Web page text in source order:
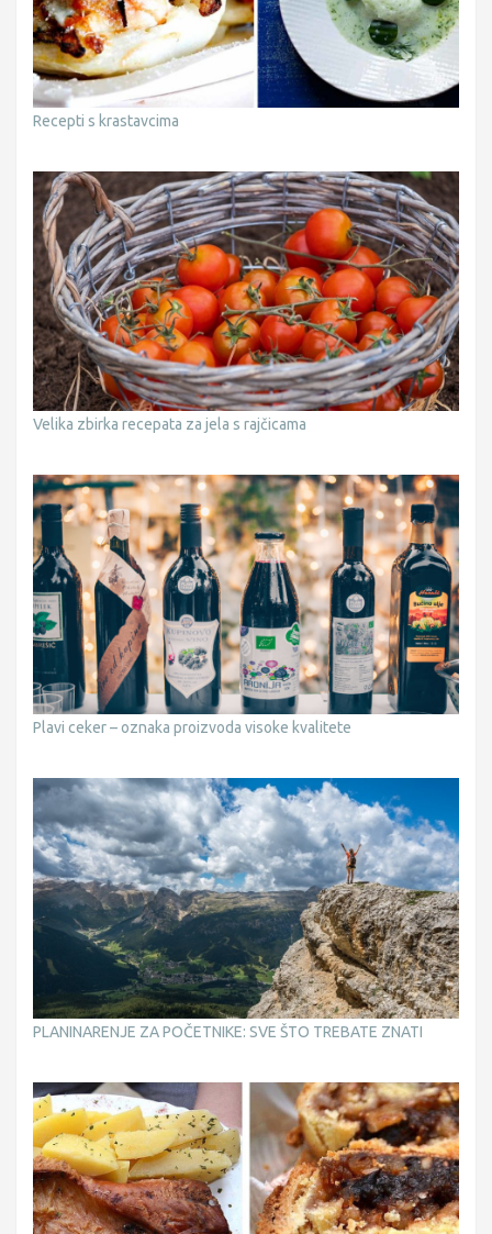
Recepti s krastavcima
Velika zbirka recepata za jela s rajčicama
Plavi ceker – oznaka proizvoda visoke kvalitete
PLANINARENJE ZA POČETNIKE: SVE ŠTO TREBATE ZNATI